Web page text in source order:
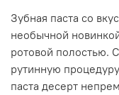
Зубная паста со
необычной
ротовой полостью.
рутинную
паста десерт